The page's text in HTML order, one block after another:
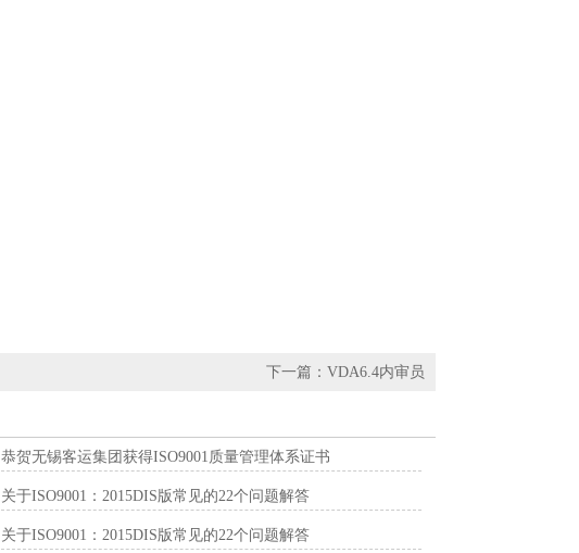
下一篇： VDA6.4内审员
恭贺无锡客运集团获得ISO9001质量管理体系证书
关于ISO9001：2015DIS版常见的22个问题解答
关于ISO9001：2015DIS版常见的22个问题解答